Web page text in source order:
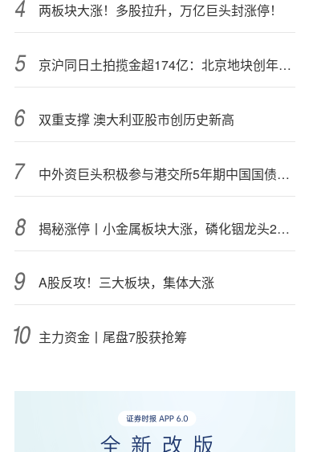
两板块大涨！多股拉升，万亿巨头封涨停！
京沪同日土拍揽金超174亿：北京地块创年内纪录，上海最高溢价28.45%
双重支撑 澳大利亚股市创历史新高
中外资巨头积极参与港交所5年期中国国债期货交易
揭秘涨停丨小金属板块大涨，磷化铟龙头2连板
A股反攻！三大板块，集体大涨
主力资金丨尾盘7股获抢筹